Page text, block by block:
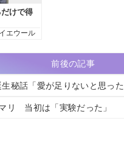
前後の記事
秘話「愛が足りないと思った
リ 当初は「実験だった」